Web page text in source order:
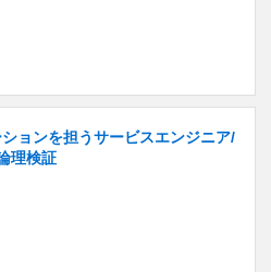
ョンを担うサービスエンジニア/
理検証